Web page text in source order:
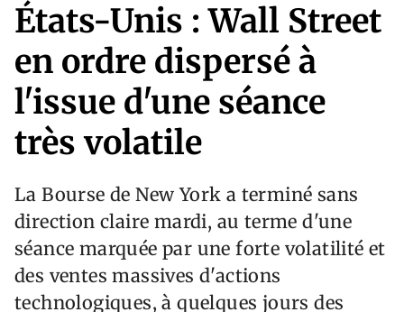
États-Unis : Wall Street
en ordre dispersé à
l'issue d'une séance
très volatile
La Bourse de New York a terminé sans
direction claire mardi, au terme d'une
séance marquée par une forte volatilité et
des ventes massives d'actions
technologiques, à quelques jours des